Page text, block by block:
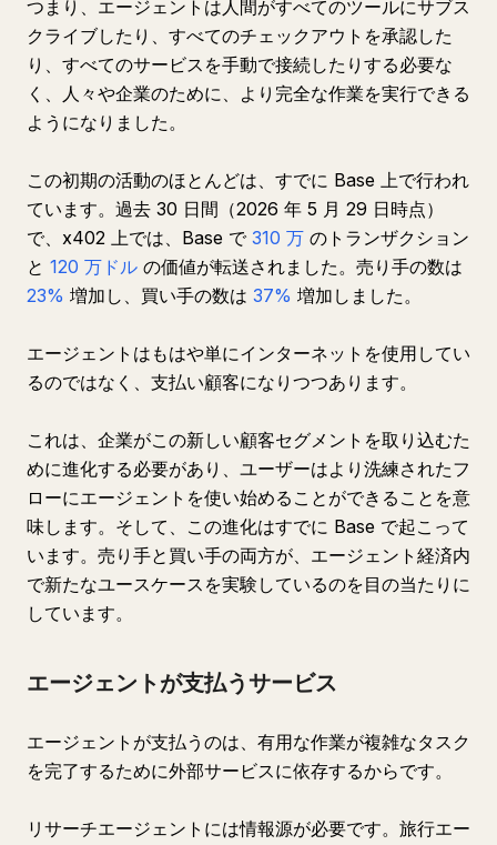
つまり、エージェントは人間がすべてのツールにサブス
クライブしたり、すべてのチェックアウトを承認した
り、すべてのサービスを手動で接続したりする必要な
く、人々や企業のために、より完全な作業を実行できる
ようになりました。
この初期の活動のほとんどは、すでに Base 上で行われ
ています。過去 30 日間（2026 年 5 月 29 日時点）
で、x402 上では、Base で 310 万 のトランザクション
と 120 万ドル の価値が転送されました。売り手の数は
23% 増加し、買い手の数は 37% 増加しました。
エージェントはもはや単にインターネットを使用してい
るのではなく、支払い顧客になりつつあります。
これは、企業がこの新しい顧客セグメントを取り込むた
めに進化する必要があり、ユーザーはより洗練されたフ
ローにエージェントを使い始めることができることを意
味します。そして、この進化はすでに Base で起こって
います。売り手と買い手の両方が、エージェント経済内
で新たなユースケースを実験しているのを目の当たりに
しています。
エージェントが支払うサービス
エージェントが支払うのは、有用な作業が複雑なタスク
を完了するために外部サービスに依存するからです。
リサーチエージェントには情報源が必要です。旅行エー